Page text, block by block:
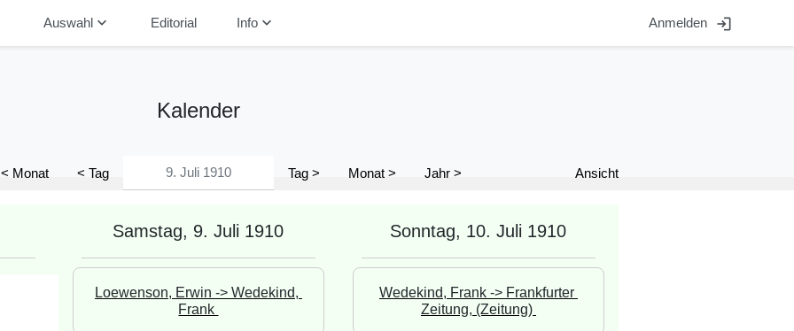
Auswahlkeyboard_arrow_down Editorial Infokeyboard_arrow_down Anmelden login
Kalender
< Monat < Tag Tag > Monat > Jahr > Ansicht
Samstag, 9. Juli 1910
Loewenson, Erwin -> Wedekind,
Frank
Sonntag, 10. Juli 1910
Wedekind, Frank -> Frankfurter
Zeitung, (Zeitung)